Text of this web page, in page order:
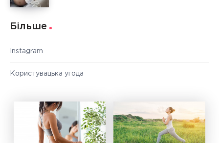
Більше
Instagram
Користувацька угода